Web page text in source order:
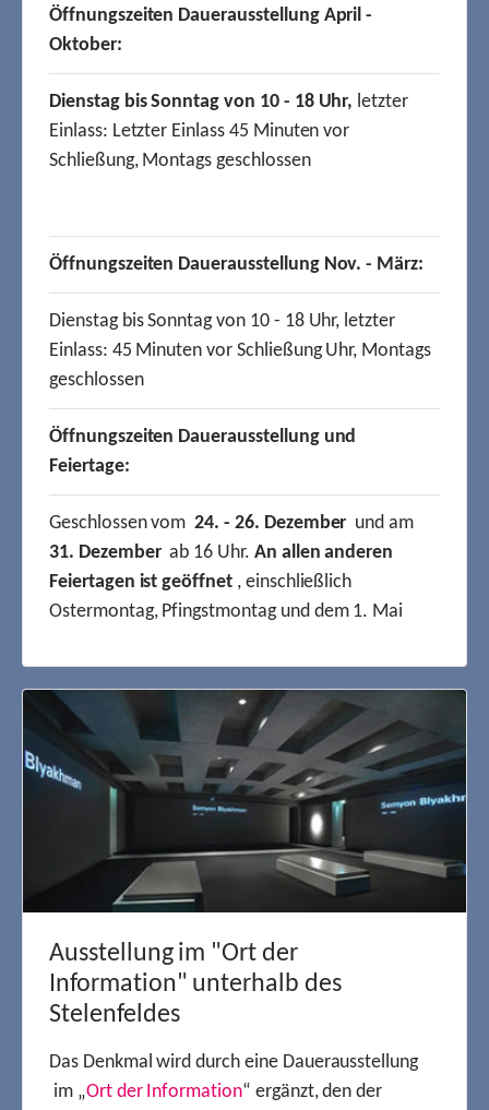
Ausstellung im "Ort der
Information" unterhalb des
Stelenfeldes
Das Denkmal wird durch eine Dauerausstellung
im „Ort der Information“ ergänzt, den der
Öffnungszeiten Dauerausstellung April -
Oktober:
Dienstag bis Sonntag von 10 - 18 Uhr, letzter
Einlass: Letzter Einlass 45 Minuten vor
Schließung, Montags geschlossen
Öffnungszeiten Dauerausstellung Nov. - März:
Dienstag bis Sonntag von 10 - 18 Uhr, letzter
Einlass: 45 Minuten vor Schließung Uhr, Montags
geschlossen
Öffnungszeiten Dauerausstellung und
Feiertage:
Geschlossen vom24. - 26. Dezember und am
31. Dezemberab 16 Uhr. An allen anderen
Feiertagen ist geöffnet, einschließlich
Ostermontag, Pfingstmontag und dem 1. Mai